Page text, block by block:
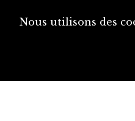
Nous utilisons des